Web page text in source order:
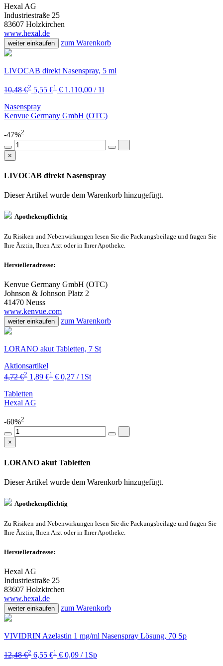
Hexal AG
Industriestraße 25
83607 Holzkirchen
www.hexal.de
weiter einkaufen zum Warenkorb
LIVOCAB direkt Nasenspray, 5 ml
10,48 €2 5,55 €1 € 1.110,00 / 1l
Nasenspray
Kenvue Germany GmbH (OTC)
-47%2
×
LIVOCAB direkt Nasenspray
Dieser Artikel wurde dem Warenkorb hinzugefügt.
Apothekenpflichtig
Zu Risiken und Nebenwirkungen lesen Sie die Packungsbeilage und fragen Sie
Ihre Ärztin, Ihren Arzt oder in Ihrer Apotheke.
Herstelleradresse:
Kenvue Germany GmbH (OTC)
Johnson & Johnson Platz 2
41470 Neuss
www.kenvue.com
weiter einkaufen zum Warenkorb
LORANO akut Tabletten, 7 St
Aktionsartikel
4,72 €2 1,89 €1 € 0,27 / 1St
Tabletten
Hexal AG
-60%2
×
LORANO akut Tabletten
Dieser Artikel wurde dem Warenkorb hinzugefügt.
Apothekenpflichtig
Zu Risiken und Nebenwirkungen lesen Sie die Packungsbeilage und fragen Sie
Ihre Ärztin, Ihren Arzt oder in Ihrer Apotheke.
Herstelleradresse:
Hexal AG
Industriestraße 25
83607 Holzkirchen
www.hexal.de
weiter einkaufen zum Warenkorb
VIVIDRIN Azelastin 1 mg/ml Nasenspray Lösung, 70 Sp
12,48 €2 6,55 €1 € 0,09 / 1Sp